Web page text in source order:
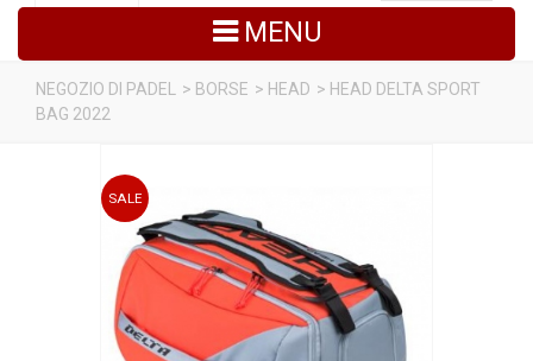
MENU
SCARPE PADEL
ACCESSORI
NEGOZIO DI PADEL > BORSE > HEAD > HEAD DELTA SPORT
BAG 2022
SALE